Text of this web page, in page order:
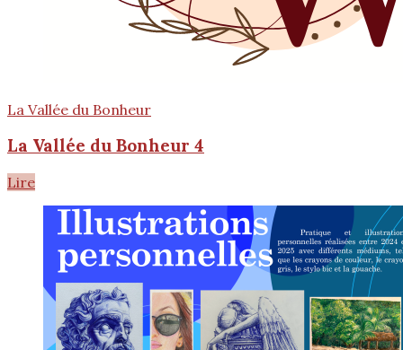
La Vallée du Bonheur
La Vallée du Bonheur 4
Lire